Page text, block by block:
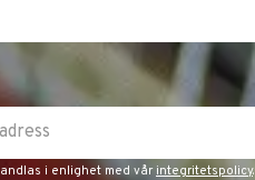
i enlighet med vår integritetspolicy.